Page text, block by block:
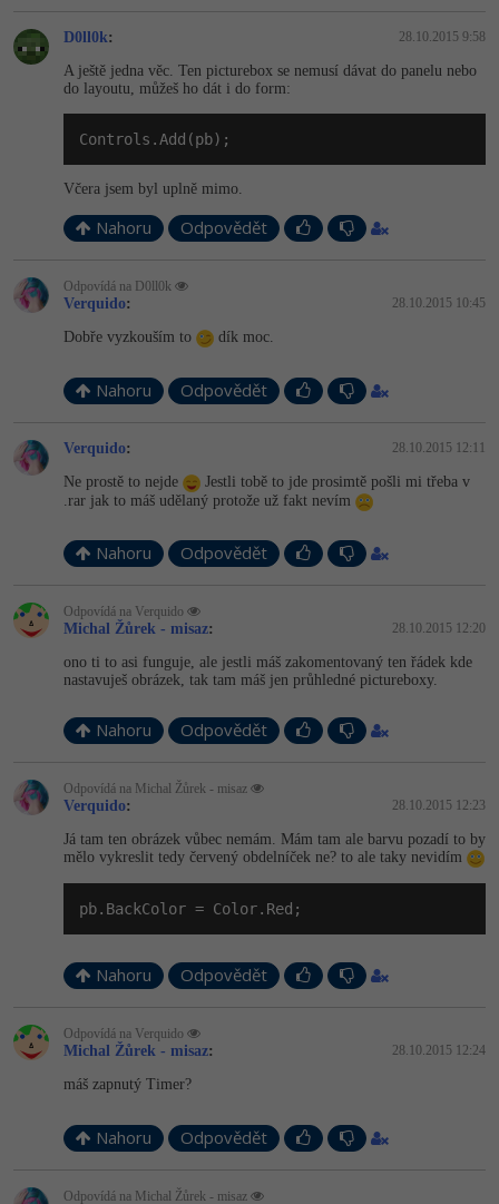
D0ll0k: 28.10.2015 9:58
A ještě jedna věc. Ten picturebox se nemusí dávat do panelu nebo
do layoutu, můžeš ho dát i do form:
Controls.Add(pb);
Včera jsem byl uplně mimo.
Nahoru Odpovědět
Odpovídá na D0ll0k
Verquido: 28.10.2015 10:45
Dobře vyzkouším to dík moc.
Nahoru Odpovědět
Verquido: 28.10.2015 12:11
Ne prostě to nejde
Jestli tobě to jde prosimtě pošli mi třeba v
.rar jak to máš udělaný protože už fakt nevím
Nahoru Odpovědět
Odpovídá na Verquido
Michal Žůrek - misaz: 28.10.2015 12:20
ono ti to asi funguje, ale jestli máš zakomentovaný ten řádek kde
nastavuješ obrázek, tak tam máš jen průhledné pictureboxy.
Nahoru Odpovědět
Odpovídá na Michal Žůrek - misaz
Verquido: 28.10.2015 12:23
Já tam ten obrázek vůbec nemám. Mám tam ale barvu pozadí to by
mělo vykreslit tedy červený obdelníček ne? to ale taky nevidím
pb.BackColor = Color.Red;
Nahoru Odpovědět
Odpovídá na Verquido
Michal Žůrek - misaz: 28.10.2015 12:24
máš zapnutý Timer?
Nahoru Odpovědět
Odpovídá na Michal Žůrek - misaz